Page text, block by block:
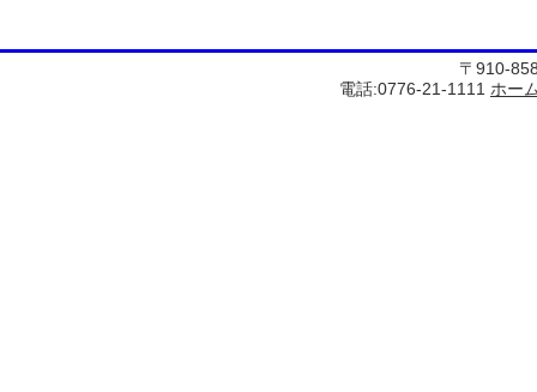
〒910-
電話:0776-21-1111 ホー